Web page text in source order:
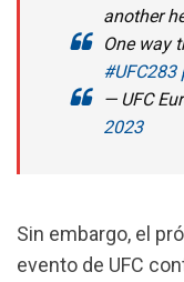
another
One way
#UFC283
— UFC
2023
Sin embargo, el
evento de UFC